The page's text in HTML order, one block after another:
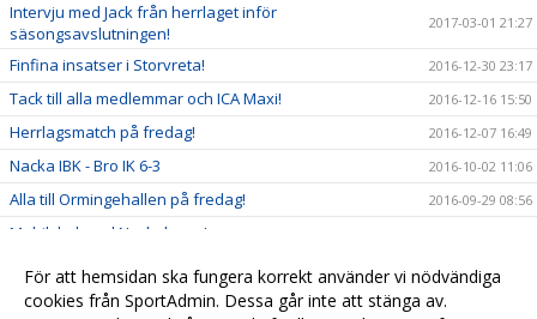
Intervju med Jack från herrlaget inför
säsongsavslutningen!
2017-03-01 21:27
Finfina insatser i Storvreta! 2016-12-30 23:17
Tack till alla medlemmar och ICA Maxi! 2016-12-16 15:50
Herrlagsmatch på fredag! 2016-12-07 16:49
Nacka IBK - Bro IK 6-3 2016-10-02 11:06
Alla till Ormingehallen på fredag! 2016-09-29 08:56
Mobilskal med Nackalogga!
Se dam och herrlaget och bidra till framtiden! 2016-09-20 13:38
Kallelse till årsmöte 2016-09-16 17:45
För att hemsidan ska fungera korrekt använder vi nödvändiga
cookies från SportAdmin. Dessa går inte att stänga av.